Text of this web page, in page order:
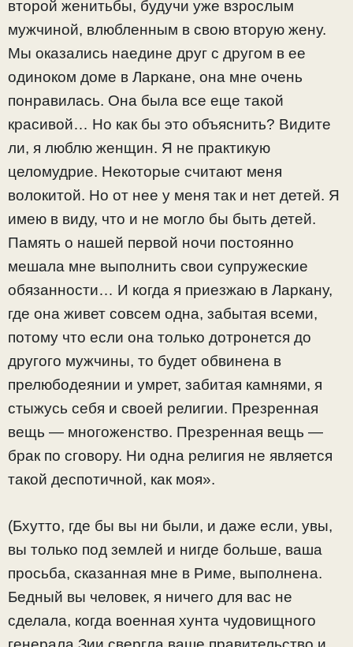
второй женитьбы, будучи уже взрослым
мужчиной, влюбленным в свою вторую жену.
Мы оказались наедине друг с другом в ее
одиноком доме в Ларкане, она мне очень
понравилась. Она была все еще такой
красивой… Но как бы это объяснить? Видите
ли, я люблю женщин. Я не практикую
целомудрие. Некоторые считают меня
волокитой. Но от нее у меня так и нет детей. Я
имею в виду, что и не могло бы быть детей.
Память о нашей первой ночи постоянно
мешала мне выполнить свои супружеские
обязанности… И когда я приезжаю в Ларкану,
где она живет совсем одна, забытая всеми,
потому что если она только дотронется до
другого мужчины, то будет обвинена в
прелюбодеянии и умрет, забитая камнями, я
стыжусь себя и своей религии. Презренная
вещь — многоженство. Презренная вещь —
брак по сговору. Ни одна религия не является
такой деспотичной, как моя».
(Бхутто, где бы вы ни были, и даже если, увы,
вы только под землей и нигде больше, ваша
просьба, сказанная мне в Риме, выполнена.
Бедный вы человек, я ничего для вас не
сделала, когда военная хунта чудовищного